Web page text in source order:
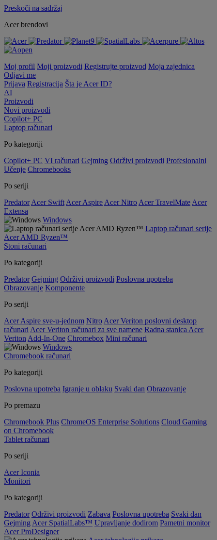
Preskoči na sadržaj
Acer brendovi
Moj profil Moji proizvodi Registrujte proizvod Moja zajednica
Odjavi me
Prijava Registracija Šta je Acer ID?
AI
Proizvodi
Novi proizvodi
Copilot+ PC
Laptop računari
Po kategoriji
Copilot+ PC VI računari Gejming Održivi proizvodi Profesionalni
Učenje Chromebooks
Po seriji
Predator Acer Swift Acer Aspire Acer Nitro Acer TravelMate Acer
Extensa
Windows
Laptop računari serije
Acer AMD Ryzen™
Stoni računari
Po kategoriji
Predator Gejming Održivi proizvodi Poslovna upotreba
Obrazovanje Komponente
Po seriji
Acer Aspire sve-u-jednom Nitro Acer Veriton poslovni desktop
računari Acer Veriton računari za sve namene Radna stanica Acer
Veriton Add-In-One Chromebox Mini računari
Windows
Chromebook računari
Po kategoriji
Poslovna upotreba Igranje u oblaku Svaki dan Obrazovanje
Po premazu
Chromebook Plus ChromeOS Enterprise Solutions Cloud Gaming
on Chromebook
Tablet računari
Po seriji
Acer Iconia
Monitori
Po kategoriji
Predator Održivi proizvodi Zabava Poslovna upotreba Svaki dan
Gejming Acer SpatialLabs™ Upravljanje dodirom Pametni monitor
Acer ProDesigner